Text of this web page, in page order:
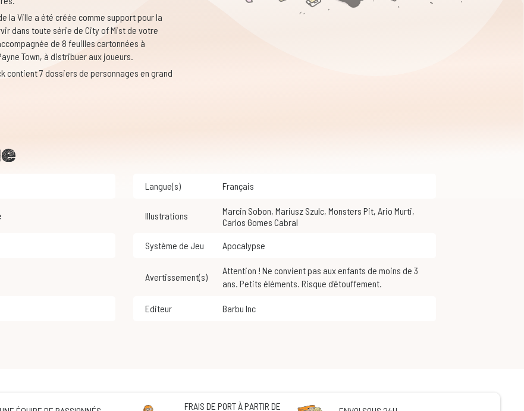
la Ville a été créée comme support pour la
dans toute série de City of Mist de votre
de 8 feuilles cartonnées à
Town, à distribuer aux joueurs.
contient 7 dossiers de personnages en grand
Langue(s) Français
Illustrations Marcin Sobon, Mariusz Szulc, Monsters Pit, Ario Murti,
Carlos Gomes Cabral
Système de Jeu Apocalypse
Avertissement(s)
Attention ! Ne convient pas aux enfants de moins de 3
ans. Petits éléments. Risque d'étouffement.
Editeur Barbu Inc
FRAIS DE PORT À PARTIR DE